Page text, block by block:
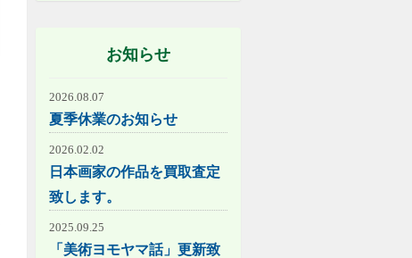
お知らせ
2026.08.07
夏季休業のお知らせ
2026.02.02
日本画家の作品を買取査定
致します。
2025.09.25
「美術ヨモヤマ話」更新致